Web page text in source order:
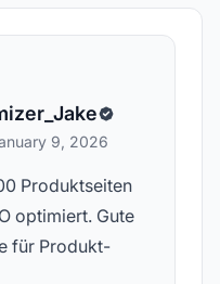
9, 2026
Produktseiten
optimiert. Gute
für Produkt-